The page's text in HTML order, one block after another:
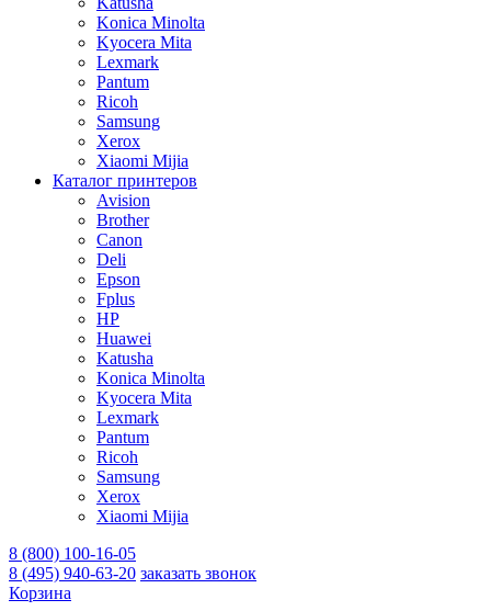
Konica Minolta
Kyocera Mita
Lexmark
Pantum
Ricoh
Samsung
Xerox
Xiaomi Mijia
Каталог принтеров
Avision
Brother
Canon
Deli
Epson
Fplus
HP
Huawei
Katusha
Konica Minolta
Kyocera Mita
Lexmark
Pantum
Ricoh
Samsung
Xerox
Xiaomi Mijia
8 (800) 100-16-05
8 (495) 940-63-20 заказать звонок
Корзина